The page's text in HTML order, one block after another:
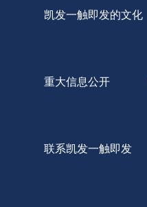
凯发一触即发的文化
重大信息公开
联系凯发一触即发